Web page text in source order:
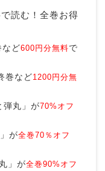
読む！全巻お得
など600円分無料で
巻など1200円分無
弾丸」が70%オフ
が全巻70％オフ
」が全巻90%オフ